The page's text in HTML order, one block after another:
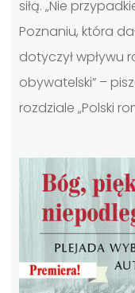
siłą. „Nie
Poznaniu, która
dotyczył wpływu
obywatelski” –
rozdziale „Polski